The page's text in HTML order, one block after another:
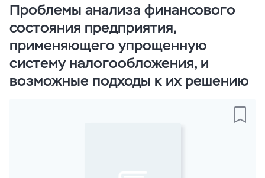
Проблемы анализа финансового
состояния предприятия,
применяющего упрощенную
систему налогообложения, и
возможные подходы к их решению